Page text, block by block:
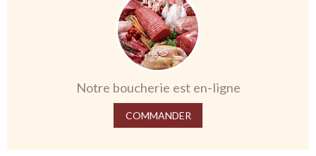
Notre boucherie est en-ligne
COMMANDER